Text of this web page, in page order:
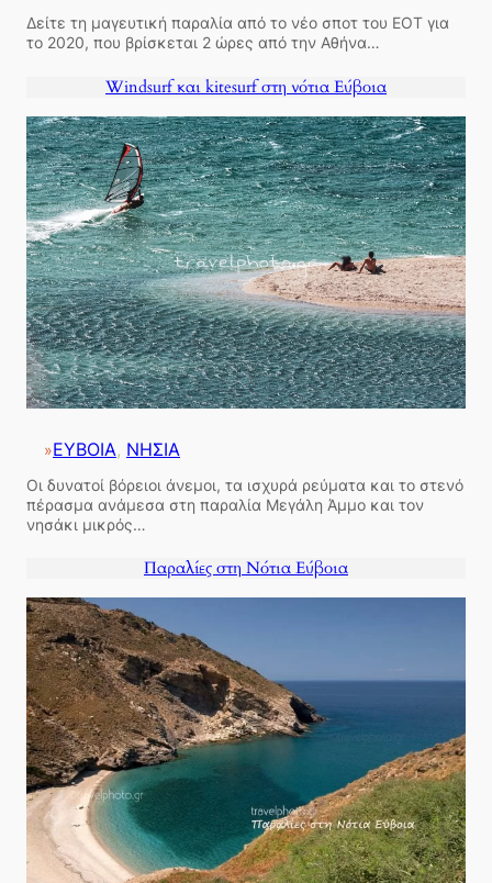
Δείτε τη μαγευτική παραλία από το νέο σποτ του ΕΟΤ για
το 2020, που βρίσκεται 2 ώρες από την Αθήνα…
Windsurf και kitesurf στη νότια Εύβοια
»ΕΥΒΟΙΑ, ΝΗΣΙΑ
Οι δυνατοί βόρειοι άνεμοι, τα ισχυρά ρεύματα και το στενό
πέρασμα ανάμεσα στη παραλία Μεγάλη Άμμο και τον
νησάκι μικρός…
Παραλίες στη Νότια Εύβοια